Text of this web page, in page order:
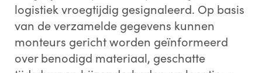
logistiek vroegtijdig gesignaleerd. Op basis
van de verzamelde gegevens kunnen
monteurs gericht worden geïnformeerd
over benodigd materiaal, geschatte